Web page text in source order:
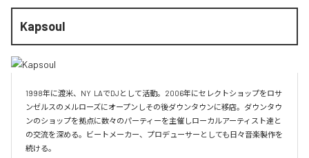
Kapsoul
1998年に渡米、NY  LAでDJとして活動。2006年にセレクトショップをロサ
ンゼルスのメルローズにオープンしその後ダウンタウンに移店。ダウンタウ
ンのショップを拠点に数々のパーティーを主催しローカルアーティスト達と
の交流を深める。ビートメーカー、プロデューサーとしても日々音楽製作を
続ける。